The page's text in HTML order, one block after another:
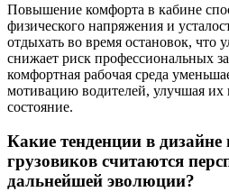
Повышение комфорта в кабине
физического напряжения и
отдыхать во время остановок, что
снижает риск профессиональных
комфортная рабочая среда
мотивацию водителей, улучшая их
состояние.
Какие тенденции в
грузовиков считаются
дальнейшей эволюции?